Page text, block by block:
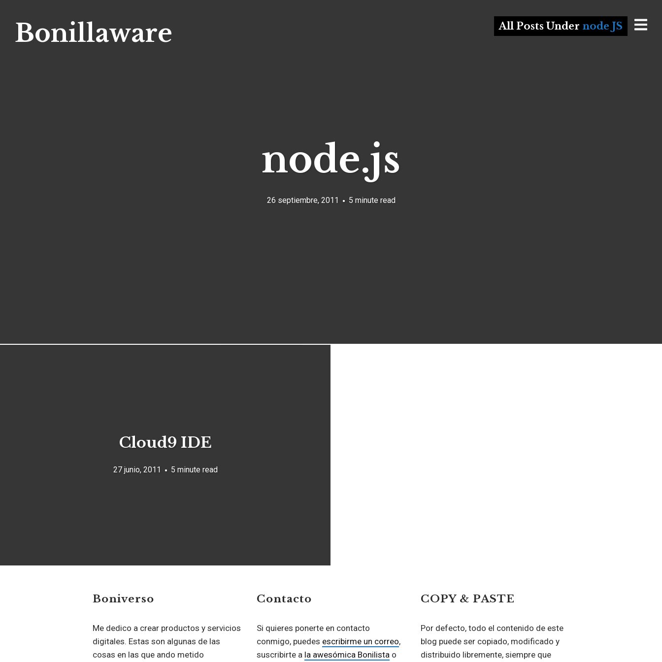
Bonillaware All Posts Under node JS
node.js
26 septiembre, 2011 5 minute read
Cloud9 IDE
27 junio, 2011 5 minute read
Boniverso
Me dedico a crear productos y servicios
digitales. Estas son algunas de las
cosas en las que ando metido
Contacto
Si quieres ponerte en contacto
conmigo, puedes escribirme un correo,
suscribirte a la awesómica Bonilista o
COPY & PASTE
Por defecto, todo el contenido de este
blog puede ser copiado, modificado y
distribuido libremente, siempre que